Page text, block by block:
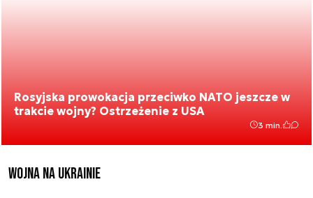
Rosyjska prowokacja przeciwko NATO jeszcze w
trakcie wojny? Ostrzeżenie z USA
3 min.
Wojna na Ukrainie